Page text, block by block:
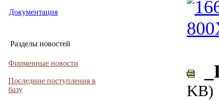
Документация
Разделы новостей
Фирменные новости
Последние поступления в
базу
KB)